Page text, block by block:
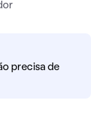
precisa de